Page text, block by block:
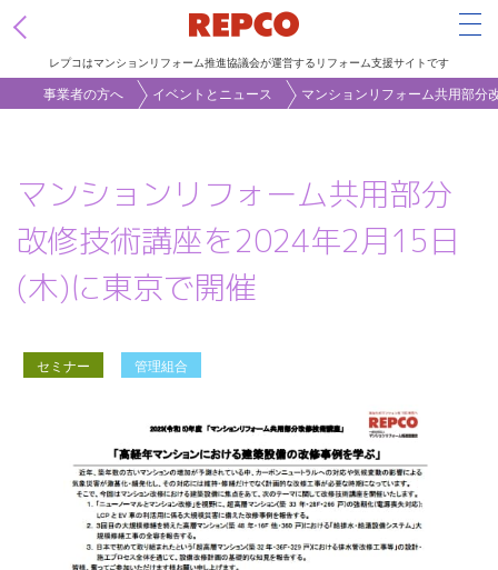
レプコはマンションリフォーム推進協議会が運営するリフォーム支援サイトです
事業者の方へ イベントとニュース マンションリフォーム共用部分
マンションリフォーム共用部分
改修技術講座を2024年2月15日
(木)に東京で開催
セミナー 管理組合